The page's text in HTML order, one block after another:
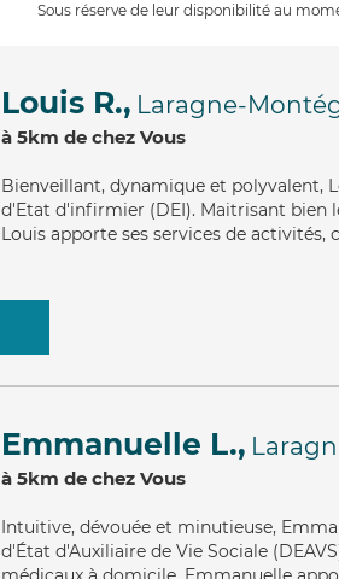
Sous réserve de leur disponibilité au
Louis R., Laragne-
à 5km de chez Vous
Bienveillant, dynamique et polyvalent,
d'Etat d'infirmier (DEI). Maitrisant bien
Louis apporte ses services de
Emmanuelle L.,
à 5km de chez Vous
Intuitive, dévouée et minutieuse,
d'État d'Auxiliaire de Vie Sociale